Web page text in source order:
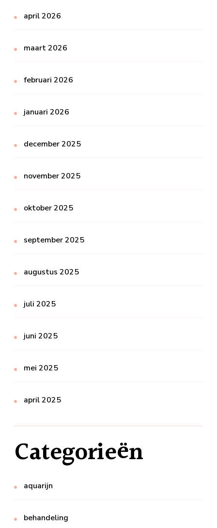
april 2026
maart 2026
februari 2026
januari 2026
december 2025
november 2025
oktober 2025
september 2025
augustus 2025
juli 2025
juni 2025
mei 2025
april 2025
Categorieën
aquarijn
behandeling